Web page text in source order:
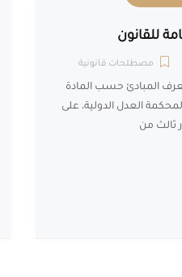
للقانون
مصطلحات قانونية
المبادئ حسب المادة
العدل الدولية، على
ثالث من